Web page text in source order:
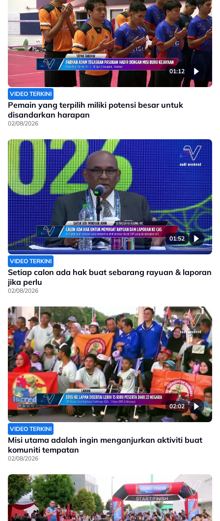
01:12
VIDEO TERKINI
Pemain yang terpilih miliki potensi besar untuk
disandarkan harapan
02/08/2026
01:52
VIDEO TERKINI
Setiap calon ada hak buat sebarang rayuan & laporan
jika perlu
02/08/2026
02:02
VIDEO TERKINI
Misi utama adalah ingin menganjurkan aktiviti buat
komuniti tempatan
02/08/2026